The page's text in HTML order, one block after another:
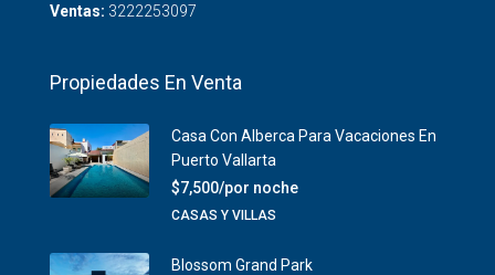
Ventas: 3222253097
Propiedades En Venta
Casa Con Alberca Para Vacaciones En
Puerto Vallarta
$7,500/por noche
CASAS Y VILLAS
Blossom Grand Park